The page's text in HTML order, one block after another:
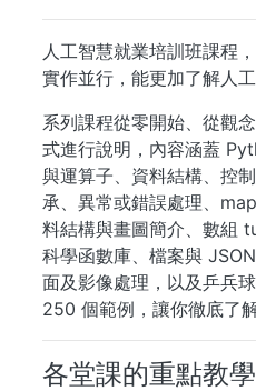
人工智慧就業培訓班課程
實作並行，能更加了解人工
系列課程從零開始、從觀
式進行說明，內容涵蓋
與運算子、資料結構、控
承、異常或錯誤處理、
料結構與畫圖簡介、數組
科學函數庫、檔案與
面及影像處理，以及乒兵
250 個範例，讓你徹底了
各堂課的重點教學